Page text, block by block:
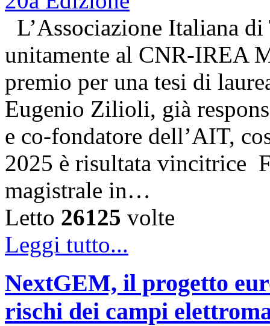
L’Associazione Italiana
unitamente al CNR-IREA
premio per una tesi di
Eugenio Zilioli, già
e co-fondatore dell’AIT,
2025 è risultata vincitrice
magistrale in…
Letto 26125 volte
Leggi tutto...
NextGEM, il progetto
rischi dei campi